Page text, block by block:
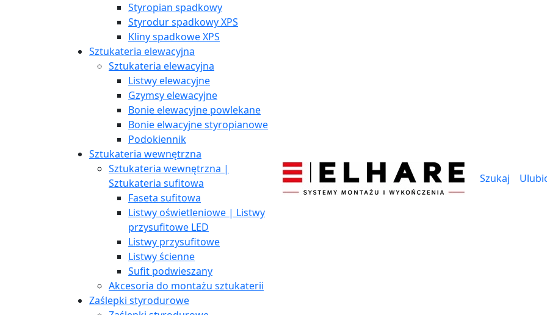
Styropian spadkowy
Styrodur spadkowy XPS
Kliny spadkowe XPS
Sztukateria elewacyjna
Sztukateria elewacyjna
Listwy elewacyjne
Gzymsy elewacyjne
Bonie elewacyjne powlekane
Bonie elwacyjne styropianowe
Podokiennik
Sztukateria wewnętrzna
Sztukateria wewnętrzna |
Sztukateria sufitowa
Faseta sufitowa
Listwy oświetleniowe | Listwy
przysufitowe LED
Listwy przysufitowe
Listwy ścienne
Sufit podwieszany
Akcesoria do montażu sztukaterii
Zaślepki styrodurowe
Szukaj